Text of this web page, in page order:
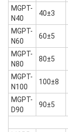
MGPT-
N40
40±3
MGPT-
N60
60±5
MGPT-
N80
80±5
MGPT-
N100
100±8
MGPT-
D90
90±5